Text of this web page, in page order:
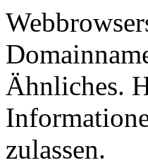
Ähnliches.
zulassen.